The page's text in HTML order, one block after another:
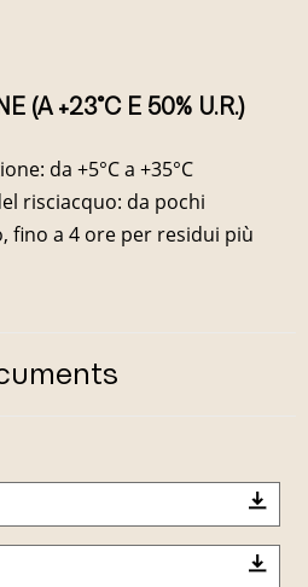
(A +23°C E 50% U.R.)
da +5°C a +35°C
risciacquo: da pochi
fino a 4 ore per residui più